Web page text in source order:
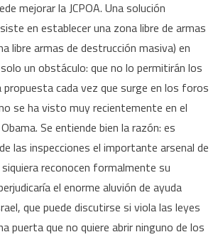
mejorar la JCPOA. Una solución
en establecer una zona libre de armas
libre armas de destrucción masiva) en
un obstáculo: que no lo permitirán los
propuesta cada vez que surge en los foros
se ha visto muy recientemente en el
Se entiende bien la razón: es
las inspecciones el importante arsenal de
siquiera reconocen formalmente su
el enorme aluvión de ayuda
que puede discutirse si viola las leyes
puerta que no quiere abrir ninguno de los